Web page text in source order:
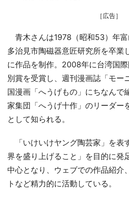
［広告］
青木さんは1978（昭和53）年
多治見市陶磁器意匠研究所を卒業
に作品を制作。2008年に台湾国
別賞を受賞し、週刊漫画誌「モー
国漫画「へうげもの」にちなんで
家集団「へうげ十作」のリーダー
として知られる。
「いけいけヤング陶芸家」を表
界を盛り上げること」を目的に発
中心となり、ウェブでの作品紹介
トなど精力的に活動している。